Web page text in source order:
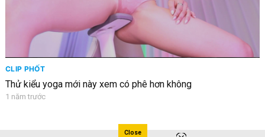
CLIP PHỐT
Thử kiểu yoga mới này xem có phê hơn không
1 năm trước
Close